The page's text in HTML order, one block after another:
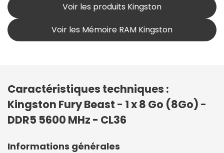
Voir les produits Kingston
Voir les Mémoire RAM Kingston
Caractéristiques techniques :
Kingston Fury Beast - 1 x 8 Go (8Go) -
DDR5 5600 MHz - CL36
Informations générales